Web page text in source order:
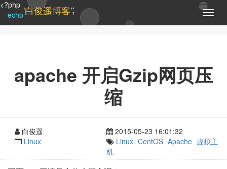
T
o
e
n
a
i
<?php
echo'白俊遥博客';
apache 开启Gzip网页压
缩
白俊遥
2015-05-23 16:01:32
Linux
Linux CentOS Apache 虚拟主
机